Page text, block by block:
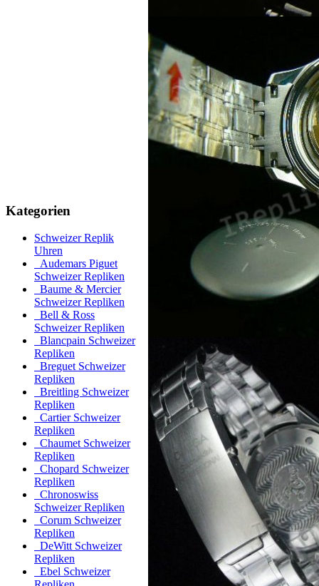
Kategorien
Schweizer Replik
Uhren
Audemars Piguet
Schweizer Repliken
Baume & Mercier
Schweizer Repliken
Bell & Ross
Schweizer Repliken
Blancpain Schweizer
Repliken
Breguet Schweizer
Repliken
Breitling Schweizer
Repliken
Cartier Schweizer
Repliken
Chaumet Schweizer
Repliken
Chopard Schweizer
Repliken
Chronoswiss
Schweizer Repliken
Corum Schweizer
Repliken
DeWitt Schweizer
Repliken
Ebel Schweizer